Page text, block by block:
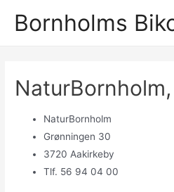
Bornholms
NaturBornholm
Grønningen 30
3720 Aakirkeby
Tlf. 56 94 04 00